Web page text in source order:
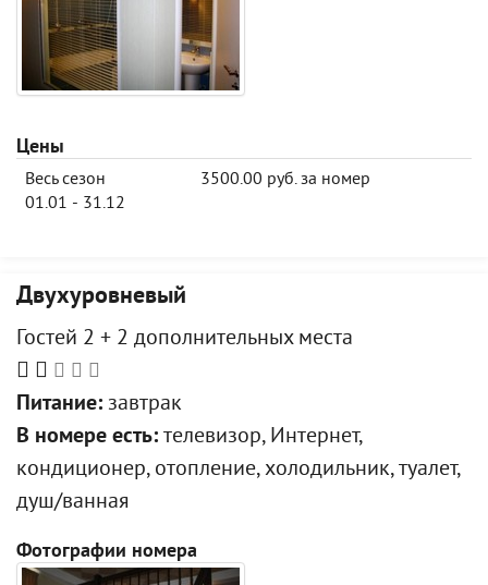
Цены
Весь сезон
01.01 - 31.12
3500.00 руб. за номер
Двухуровневый
Гостей 2 + 2 дополнительных места
Питание: завтрак
В номере есть: телевизор, Интернет,
кондиционер, отопление, холодильник, туалет,
душ/ванная
Фотографии номера